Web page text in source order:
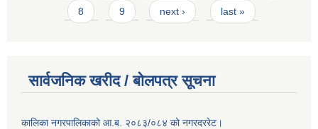
8 9 next › last »
सार्वजनिक खरीद / बाेलपत्र सूचना
कालिका नगरपालिकाको आ.ब. २०८३/०८४ को नगरदररेट।